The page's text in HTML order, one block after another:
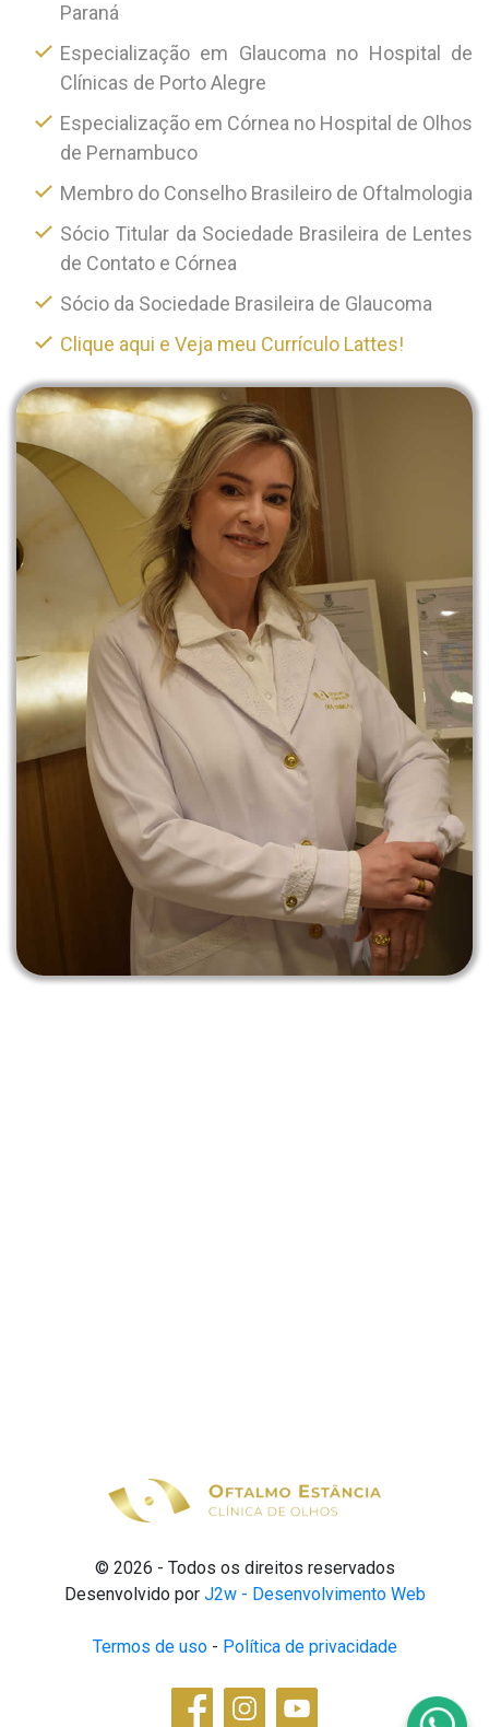
Paraná
Especialização em Glaucoma no Hospital de
Clínicas de Porto Alegre
Especialização em Córnea no Hospital de Olhos
de Pernambuco
Membro do Conselho Brasileiro de Oftalmologia
Sócio Titular da Sociedade Brasileira de Lentes
de Contato e Córnea
Sócio da Sociedade Brasileira de Glaucoma
Clique aqui e Veja meu Currículo Lattes!
© 2026 - Todos os direitos reservados
Desenvolvido por J2w - Desenvolvimento Web
Termos de uso- Política de privacidade